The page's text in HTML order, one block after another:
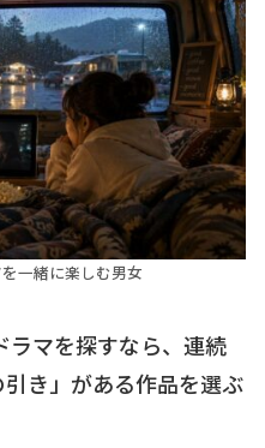
一緒に楽しむ男女
ラマを探すなら、連続
き」がある作品を選ぶ